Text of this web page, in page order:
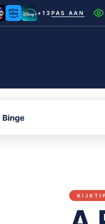
+13 PAS AAN
Netflix
KIJKTIP